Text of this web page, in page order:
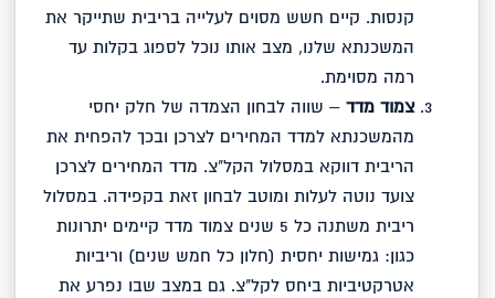
קנסות. קיים חשש מסוים לעלייה בריבית שתייקר את
המשכנתא שלנו, מצב אותו נוכל לספוג בקלות עד
רמה מסוימת.
צמוד מדד– שווה לבחון הצמדה של חלק יחסי
מהמשכנתא למדד המחירים לצרכן ובכך להפחית את
הריבית דווקא במסלול הקל"צ. מדד המחירים לצרכן
צועד נוטה לעלות ומוטב לבחון זאת בקפידה. במסלול
ריבית משתנה כל 5 שנים צמוד מדד קיימים יתרונות
כגון: גמישות יחסית (חלון כל חמש שנים) וריביות
אטרקטיביות ביחס לקל"צ. גם במצב שבו נפרע את